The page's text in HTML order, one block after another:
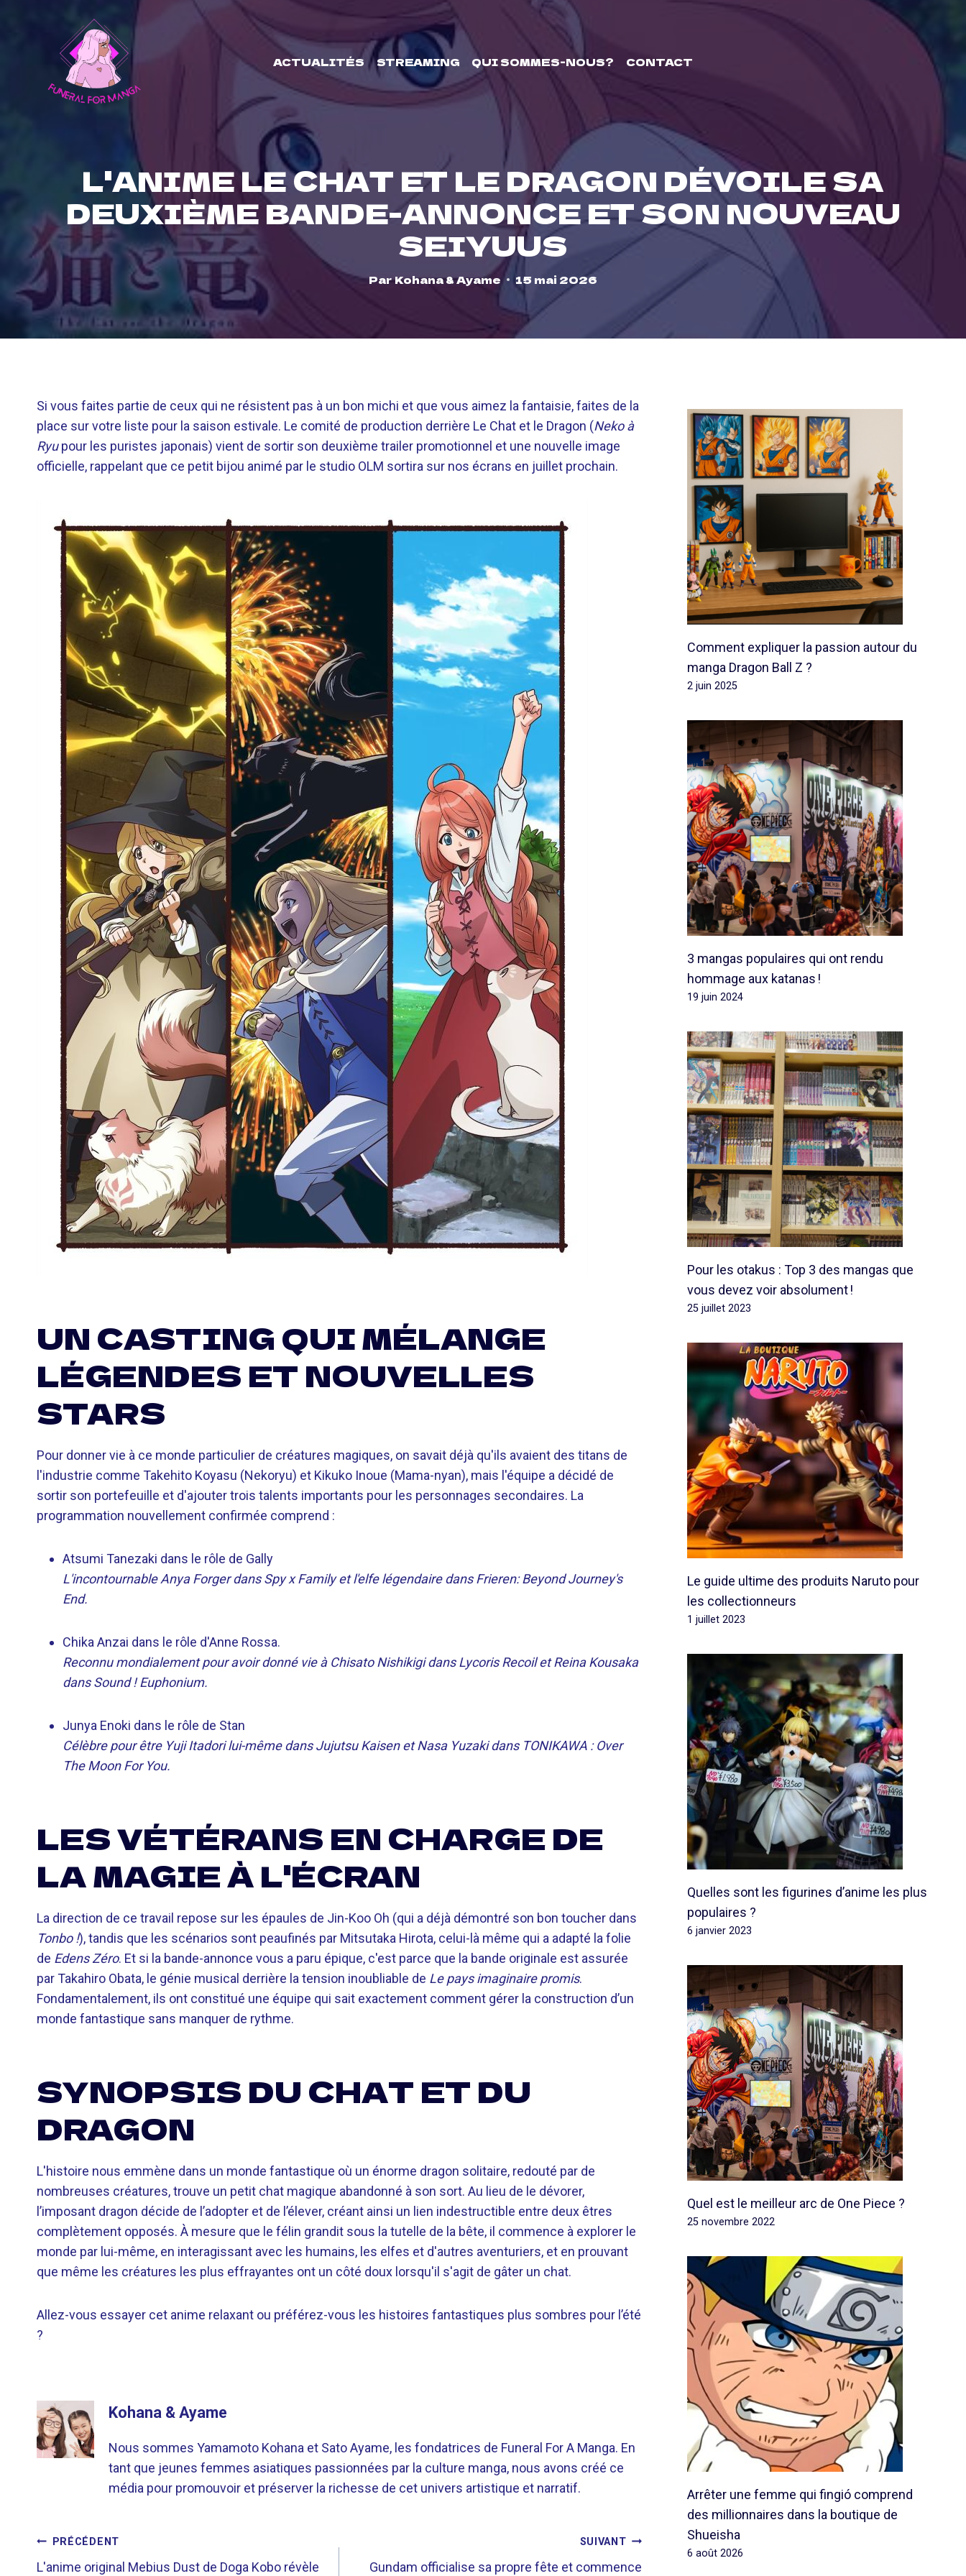
ACTUALITÉS STREAMING QUI SOMMES-NOUS? CONTACT
L'ANIME LE CHAT ET LE DRAGON DÉVOILE SA
DEUXIÈME BANDE-ANNONCE ET SON NOUVEAU
SEIYUUS
ParKohana & Ayame 15 mai 2026
Si vous faites partie de ceux qui ne résistent pas à un bon michi et que vous aimez la fantaisie, faites de la
place sur votre liste pour la saison estivale. Le comité de production derrière Le Chat et le Dragon (Neko à
Ryupour les puristes japonais) vient de sortir son deuxième trailer promotionnel et une nouvelle image
officielle, rappelant que ce petit bijou animé par le studio OLM sortira sur nos écrans en juillet prochain.
UN CASTING QUI MÉLANGE
LÉGENDES ET NOUVELLES
STARS
Pour donner vie à ce monde particulier de créatures magiques, on savait déjà qu'ils avaient des titans de
l'industrie comme Takehito Koyasu (Nekoryu) et Kikuko Inoue (Mama-nyan), mais l'équipe a décidé de
sortir son portefeuille et d'ajouter trois talents importants pour les personnages secondaires. La
programmation nouvellement confirmée comprend :
Atsumi Tanezaki dans le rôle de Gally
L'incontournable Anya Forger dans Spy x Family et l'elfe légendaire dans Frieren: Beyond Journey's
End.
Chika Anzai dans le rôle d'Anne Rossa.
Reconnu mondialement pour avoir donné vie à Chisato Nishikigi dans Lycoris Recoil et Reina Kousaka
dans Sound ! Euphonium.
Junya Enoki dans le rôle de Stan
Célèbre pour être Yuji Itadori lui-même dans Jujutsu Kaisen et Nasa Yuzaki dans TONIKAWA : Over
The Moon For You.
LES VÉTÉRANS EN CHARGE DE
LA MAGIE À L'ÉCRAN
La direction de ce travail repose sur les épaules de Jin-Koo Oh (qui a déjà démontré son bon toucher dans
Tonbo !), tandis que les scénarios sont peaufinés par Mitsutaka Hirota, celui-là même qui a adapté la folie
de Edens Zéro. Et si la bande-annonce vous a paru épique, c'est parce que la bande originale est assurée
par Takahiro Obata, le génie musical derrière la tension inoubliable de Le pays imaginaire promis.
Fondamentalement, ils ont constitué une équipe qui sait exactement comment gérer la construction d’un
monde fantastique sans manquer de rythme.
SYNOPSIS DU CHAT ET DU
DRAGON
L'histoire nous emmène dans un monde fantastique où un énorme dragon solitaire, redouté par de
nombreuses créatures, trouve un petit chat magique abandonné à son sort. Au lieu de le dévorer,
l’imposant dragon décide de l’adopter et de l’élever, créant ainsi un lien indestructible entre deux êtres
complètement opposés. À mesure que le félin grandit sous la tutelle de la bête, il commence à explorer le
monde par lui-même, en interagissant avec les humains, les elfes et d'autres aventuriers, et en prouvant
que même les créatures les plus effrayantes ont un côté doux lorsqu'il s'agit de gâter un chat.
Allez-vous essayer cet anime relaxant ou préférez-vous les histoires fantastiques plus sombres pour l’été
?
Kohana & Ayame
Nous sommes Yamamoto Kohana et Sato Ayame, les fondatrices de Funeral For A Manga. En
tant que jeunes femmes asiatiques passionnées par la culture manga, nous avons créé ce
média pour promouvoir et préserver la richesse de cet univers artistique et narratif.
NAVIGATION
PRÉCÉDENT
L'anime original Mebius Dust de Doga Kobo révèle
SUIVANT
Gundam officialise sa propre fête et commence
Comment expliquer la passion autour du
manga Dragon Ball Z ?
2 juin 2025
3 mangas populaires qui ont rendu
hommage aux katanas !
19 juin 2024
Pour les otakus : Top 3 des mangas que
vous devez voir absolument !
25 juillet 2023
Le guide ultime des produits Naruto pour
les collectionneurs
1 juillet 2023
Quelles sont les figurines d’anime les plus
populaires ?
6 janvier 2023
Quel est le meilleur arc de One Piece ?
25 novembre 2022
Arrêter une femme qui fingió comprend
des millionnaires dans la boutique de
Shueisha
6 août 2026